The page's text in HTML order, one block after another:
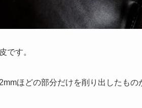
です。
ほどの部分だけを削り出したもの